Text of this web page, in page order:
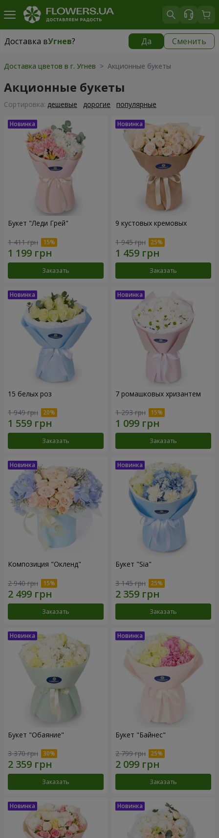
Доставка вУгнев? Да Сменить
Доставка вУгнев|
Доставка цветов в г. Угнев > Акционные букеты
Акционные букеты
Cортировка: дешевые дорогие популярные
Букет "Леди Грей"
1 411 грн
Заказать
9 кустовых кремовых
1 945 грн
Заказать
15 белых роз
1 949 грн
Заказать
7 ромашковых хризантем
1 293 грн
Заказать
Композиция "Окленд"
2 940 грн
Заказать
Букет "Sia"
3 145 грн
Заказать
Букет "Обаяние"
3 370 грн
Заказать
Букет "Байнес"
2 799 грн
Заказать